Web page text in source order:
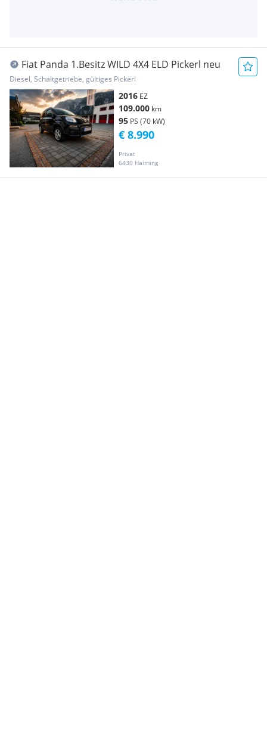
Fiat Panda 1.Besitz WILD 4X4 ELD Pickerl neu
Diesel, Schaltgetriebe, gültiges Pickerl
2016 EZ
109.000 km
95 PS (70 kW)
Privat
6430 Haiming
€ 8.990